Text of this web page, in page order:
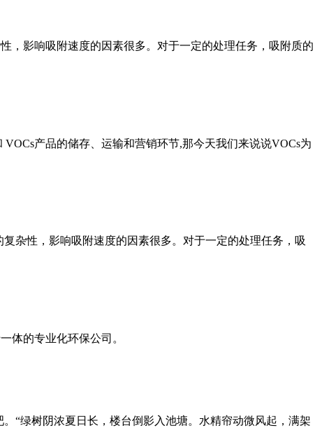
，影响吸附速度的因素很多。对于一定的处理任务，吸附质的
产品的储存、运输和营销环节,那今天我们来说说VOCs为
杂性，影响吸附速度的因素很多。对于一定的处理任务，吸
体的专业化环保公司。
“绿树阴浓夏日长，楼台倒影入池塘。水精帘动微风起，满架